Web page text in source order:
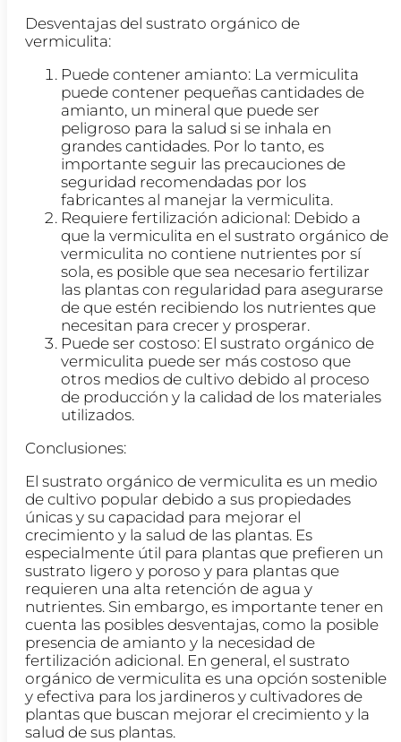
Desventajas del sustrato orgánico de
vermiculita:
Puede contener amianto: La vermiculita
puede contener pequeñas cantidades de
amianto, un mineral que puede ser
peligroso para la salud si se inhala en
grandes cantidades. Por lo tanto, es
importante seguir las precauciones de
seguridad recomendadas por los
fabricantes al manejar la vermiculita.
Requiere fertilización adicional: Debido a
que la vermiculita en el sustrato orgánico de
vermiculita no contiene nutrientes por sí
sola, es posible que sea necesario fertilizar
las plantas con regularidad para asegurarse
de que estén recibiendo los nutrientes que
necesitan para crecer y prosperar.
Puede ser costoso: El sustrato orgánico de
vermiculita puede ser más costoso que
otros medios de cultivo debido al proceso
de producción y la calidad de los materiales
utilizados.
Conclusiones:
El sustrato orgánico de vermiculita es un medio
de cultivo popular debido a sus propiedades
únicas y su capacidad para mejorar el
crecimiento y la salud de las plantas. Es
especialmente útil para plantas que prefieren un
sustrato ligero y poroso y para plantas que
requieren una alta retención de agua y
nutrientes. Sin embargo, es importante tener en
cuenta las posibles desventajas, como la posible
presencia de amianto y la necesidad de
fertilización adicional. En general, el sustrato
orgánico de vermiculita es una opción sostenible
y efectiva para los jardineros y cultivadores de
plantas que buscan mejorar el crecimiento y la
salud de sus plantas.